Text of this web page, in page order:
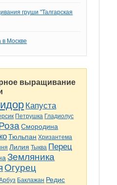
груши "Талгарская
Москве
выращивание
Капуста
Петрушка Гладиолус
Смородина
Тюльпан Хризантема
Лилия Тыква Перец
Земляника
Огурец
Баклажан Редис